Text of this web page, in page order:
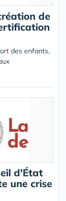
de
des enfants,
d'État
une crise